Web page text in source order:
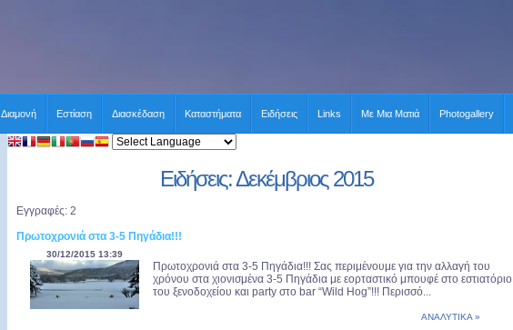
Διαμονή Εστίαση Διασκέδαση Καταστήματα Ειδήσεις Links Με Μια Ματιά Photogallery
Ειδήσεις: Δεκέμβριος 2015
Εγγραφές: 2
Πρωτοχρονιά στα 3-5 Πηγάδια!!!
30/12/2015 13:39
Πρωτοχρονιά στα 3-5 Πηγάδια!!! Σας περιμένουμε για την αλλαγή του
χρόνου στα χιονισμένα 3-5 Πηγάδια με εορταστικό μπουφέ στο εστιατόριο
του ξενοδοχείου και party στο bar “Wild Hog”!!! Περισσό...
ΑΝΑΛΥΤΙΚΑ »